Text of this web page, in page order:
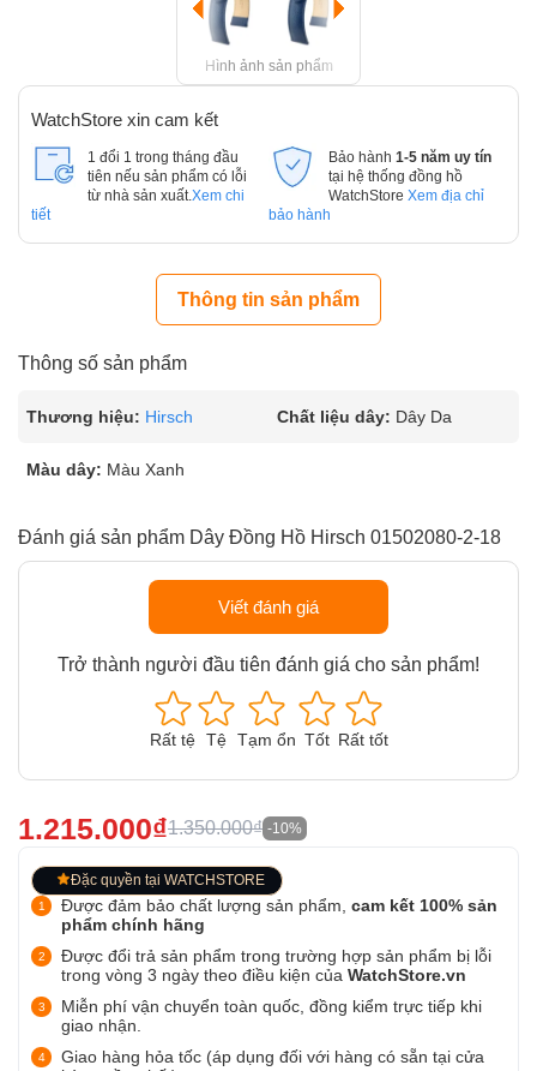
Hình ảnh sản phẩm
WatchStore xin cam kết
1 đổi 1 trong tháng đầu
tiên nếu sản phẩm có lỗi
từ nhà sản xuất. Xem chi
tiết
Bảo hành 1-5 năm uy tín
tại hệ thống đồng hồ
WatchStore Xem địa chỉ
bảo hành
Thông tin sản phẩm
Thông số sản phẩm
Thương hiệu: Hirsch Chất liệu dây: Dây Da
Màu dây: Màu Xanh
Đánh giá sản phẩm Dây Đồng Hồ Hirsch 01502080-2-18
Viết đánh giá
Trở thành người đầu tiên đánh giá cho sản phẩm!
Rất tệ Tệ Tạm ổn Tốt Rất tốt
1.215.000₫1.350.000₫ -10%
Đặc quyền tại WATCHSTORE
Được đảm bảo chất lượng sản phẩm, cam kết 100% sản
phẩm chính hãng
Được đổi trả sản phẩm trong trường hợp sản phẩm bị lỗi
trong vòng 3 ngày theo điều kiện của WatchStore.vn
Miễn phí vận chuyển toàn quốc, đồng kiểm trực tiếp khi
giao nhận.
Giao hàng hỏa tốc (áp dụng đối với hàng có sẵn tại cửa